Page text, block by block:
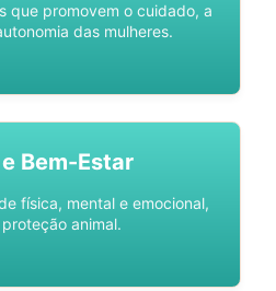
que promovem o cuidado, a
das mulheres.
Bem-Estar
física, mental e emocional,
animal.